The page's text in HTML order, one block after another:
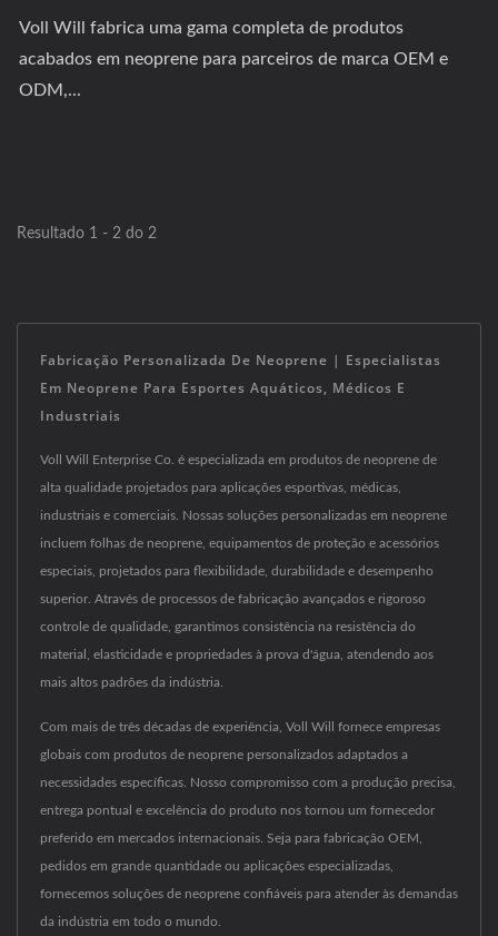
Voll Will fabrica uma gama completa de produtos
acabados em neoprene para parceiros de marca OEM e
ODM,...
Resultado 1 - 2 do 2
Fabricação Personalizada De Neoprene | Especialistas
Em Neoprene Para Esportes Aquáticos, Médicos E
Industriais
Voll Will Enterprise Co. é especializada em produtos de neoprene de
alta qualidade projetados para aplicações esportivas, médicas,
industriais e comerciais. Nossas soluções personalizadas em neoprene
incluem folhas de neoprene, equipamentos de proteção e acessórios
especiais, projetados para flexibilidade, durabilidade e desempenho
superior. Através de processos de fabricação avançados e rigoroso
controle de qualidade, garantimos consistência na resistência do
material, elasticidade e propriedades à prova d'água, atendendo aos
mais altos padrões da indústria.
Com mais de três décadas de experiência, Voll Will fornece empresas
globais com produtos de neoprene personalizados adaptados a
necessidades específicas. Nosso compromisso com a produção precisa,
entrega pontual e excelência do produto nos tornou um fornecedor
preferido em mercados internacionais. Seja para fabricação OEM,
pedidos em grande quantidade ou aplicações especializadas,
fornecemos soluções de neoprene confiáveis para atender às demandas
da indústria em todo o mundo.